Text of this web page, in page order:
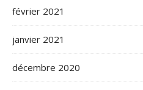
février 2021
janvier 2021
décembre 2020